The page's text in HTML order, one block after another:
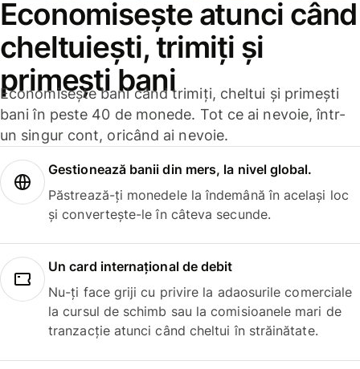
Economisește atunci când
cheltuiești, trimiți și
primești bani
Economisește bani când trimiți, cheltui și primești
bani în peste 40 de monede. Tot ce ai nevoie, într-
un singur cont, oricând ai nevoie.
Gestionează banii din mers, la nivel global.
Păstrează-ți monedele la îndemână în același loc
și convertește-le în câteva secunde.
Un card internațional de debit
Nu-ți face griji cu privire la adaosurile comerciale
la cursul de schimb sau la comisioanele mari de
tranzacție atunci când cheltui în străinătate.